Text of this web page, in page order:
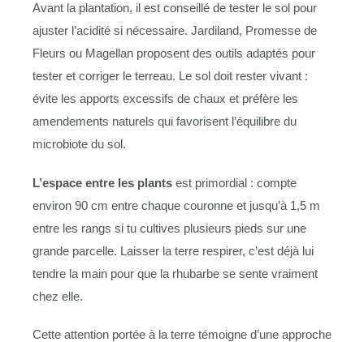
Avant la plantation, il est conseillé de tester le sol pour
ajuster l’acidité si nécessaire. Jardiland, Promesse de
Fleurs ou Magellan proposent des outils adaptés pour
tester et corriger le terreau. Le sol doit rester vivant :
évite les apports excessifs de chaux et préfère les
amendements naturels qui favorisent l’équilibre du
microbiote du sol.
L’espace entre les plants est primordial : compte
environ 90 cm entre chaque couronne et jusqu’à 1,5 m
entre les rangs si tu cultives plusieurs pieds sur une
grande parcelle. Laisser la terre respirer, c’est déjà lui
tendre la main pour que la rhubarbe se sente vraiment
chez elle.
Cette attention portée à la terre témoigne d’une approche